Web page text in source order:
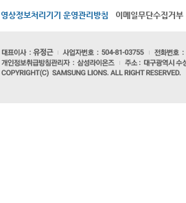
영상정보처리기기 운영관리방침 이메일무단수집거부